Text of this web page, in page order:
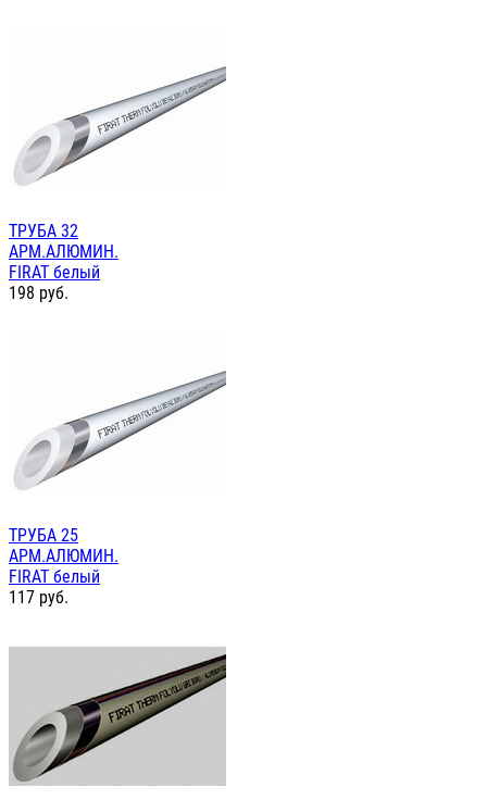
ТРУБА 32
АРМ.АЛЮМИН.
FIRAT белый
198 руб.
ТРУБА 25
АРМ.АЛЮМИН.
FIRAT белый
117 руб.